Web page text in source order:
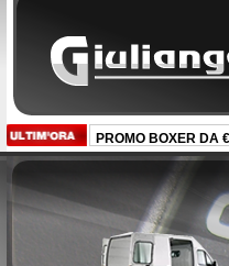
PROMO BOXER DA